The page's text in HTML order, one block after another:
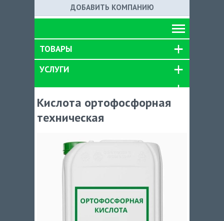
ДОБАВИТЬ КОМПАНИЮ
ТОВАРЫ
УСЛУГИ
Кислота ортофосфорная
техническая